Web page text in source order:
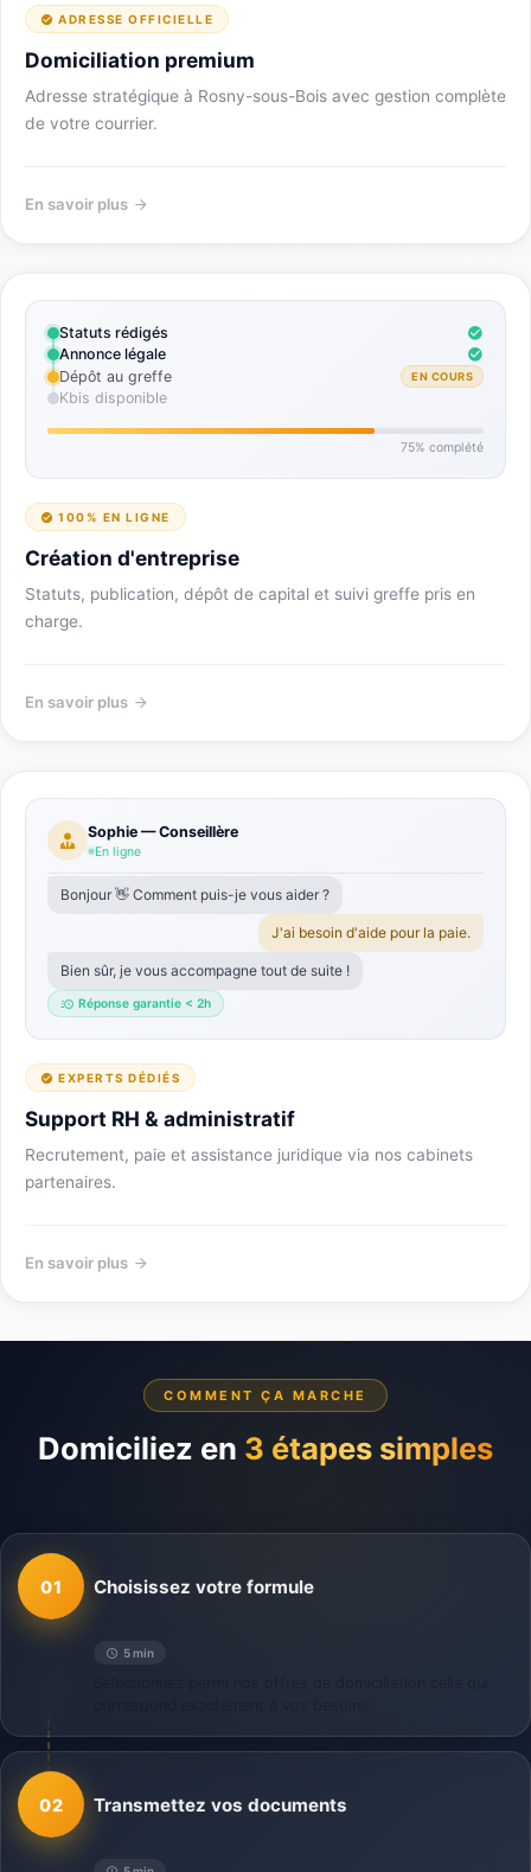
ADRESSE OFFICIELLE
Domiciliation premium
Adresse stratégique à Rosny-sous-Bois avec gestion complète
de votre courrier.
En savoir plus
Statuts rédigés
Annonce légale
Dépôt au greffe
EN COURS
Kbis disponible
75% complété
100% EN LIGNE
Création d'entreprise
Statuts, publication, dépôt de capital et suivi greffe pris en
charge.
En savoir plus
Sophie — Conseillère
En ligne
Bonjour 👋 Comment puis-je vous aider ?
J'ai besoin d'aide pour la paie.
Bien sûr, je vous accompagne tout de suite !
Réponse garantie < 2h
EXPERTS DÉDIÉS
Support RH & administratif
Recrutement, paie et assistance juridique via nos cabinets
partenaires.
En savoir plus
COMMENT ÇA MARCHE
Domiciliez en 3 étapes simples
01
5 min
Choisissez votre formule
02 Transmettez vos documents